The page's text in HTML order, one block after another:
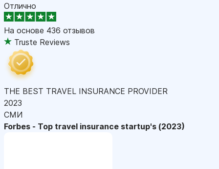
Отлично
На основе 436 отзывов
Truste Reviews
THE BEST TRAVEL INSURANCE PROVIDER
2023
СМИ
Forbes - Top travel insurance startup's (2023)